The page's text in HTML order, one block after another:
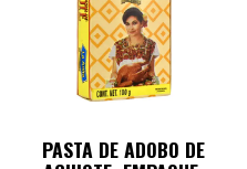
PASTA DE ADOBO DE